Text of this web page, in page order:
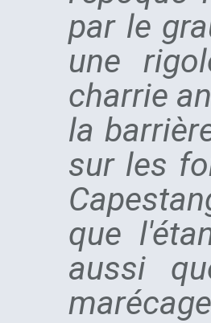
par le
une
charrie
la
sur les
que
aussi